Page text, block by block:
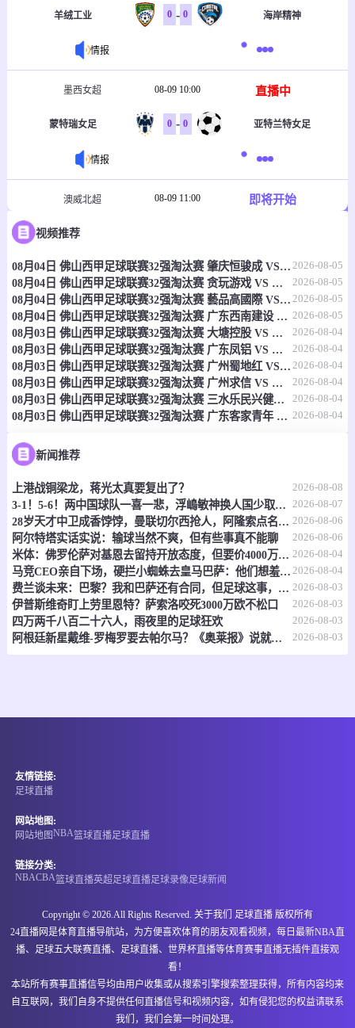
羊绒工业 0 - 0 海岸精神
情报
墨西女超 08-09 10:00 直播中
蒙特瑞女足 0 - 0 亚特兰特女足
情报
澳威北超 08-09 11:00 即将开始
布罗德美度兰
情报
新西北联 08-09 11:00 即将开始
奥克兰FC后备队 0 - 0 东海岸海湾
情报
大冠杯 08-09 12:00 即将开始
ABM银河
情报
澳威超 08-09 13:00 即将开始
卧龙岗狼队 0 - 0 悉尼联盟
情报
澳首超 08-09 13:00 即将开始
查尔斯顿市布鲁斯
-
情报
08-09 14:00
布里斯班前锋 0 - 0 瑞德兰茨联
视频推荐
08月04日 佛山西甲足球联赛32强淘汰赛 肇庆恒骏成 VS 三七互娱 全场录像 2026-08-05
08月04日 佛山西甲足球联赛32强淘汰赛 贪玩游戏 VS 美的薪火 全场录像 2026-08-05
08月04日 佛山西甲足球联赛32强淘汰赛 藝品高國際 VS 湛江狂狼·粵辉能源 全场录像 2026-08-05
08月04日 佛山西甲足球联赛32强淘汰赛 广东西南建设 VS 香港圣徒 全场录像 2026-08-05
08月03日 佛山西甲足球联赛32强淘汰赛 大塘控股 VS 茂名市点都得 全场录像 2026-08-04
08月03日 佛山西甲足球联赛32强淘汰赛 广东凤铝 VS 湛江八部科技 全场录像 2026-08-04
08月03日 佛山西甲足球联赛32强淘汰赛 广州蜀地红 VS 广州戴拿模 全场录像 2026-08-04
08月03日 佛山西甲足球联赛32强淘汰赛 广州求信 VS 顺德新青年 全场录像 2026-08-04
08月03日 佛山西甲足球联赛32强淘汰赛 三水乐民兴健力宝 VS 中国澳门澳科精英 全场录像 2026-08-04
08月03日 佛山西甲足球联赛32强淘汰赛 广东客家青年 VS 广州英华思力U17 全场录像 2026-08-04
新闻推荐
上港战铜梁龙，蒋光太真要复出了？ 2026-08-08
3-1！5-6！两中国球队一喜一悲，浮嶋敏神换人国少取胜，上海惜败 2026-08-07
28岁天才中卫成香饽饽，曼联切尔西抢人，阿隆索点名要买 2026-08-06
阿尔特塔实话实说：输球当然不爽，但有些事真不能聊 2026-08-06
米体：佛罗伦萨对基恩去留持开放态度，但要价4000万欧元起步 2026-08-04
马竞CEO亲自下场，硬拦小蜘蛛去皇马巴萨：他们想羞辱我们！ 2026-08-04
费兰谈未来：巴黎？我和巴萨还有合同，但足球这事，谁说得准呢 2026-08-03
伊普斯维奇盯上劳里恩特？萨索洛咬死3000万欧不松口 2026-08-03
四万两千八百二十六人，雨夜里的足球狂欢 2026-08-03
阿根廷新星戴维-罗梅罗要去帕尔马？《奥莱报》说就差临门一脚了 2026-08-03
友情链接:
足球直播
网站地图:
网站地图NBA篮球直播足球直播
链接分类:
NBACBA篮球直播英超 足球直播足球录像 足球新闻
Copyright © 2026.All Rights Reserved. 关于我们 足球直播 版权所有
24直播网是体育直播导航站，为方便喜欢体育的朋友观看视频，每日最新NBA直
播、足球五大联赛直播、足球直播、世界杯直播等体育赛事直播无插件直接观
看！
本站所有赛事直播信号均由用户收集或从搜索引擎搜索整理获得，所有内容均来
自互联网，我们自身不提供任何直播信号和视频内容，如有侵犯您的权益请联系
我们，我们会第一时间处理。